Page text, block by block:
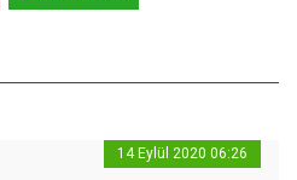
14 Eylül 2020 06:26